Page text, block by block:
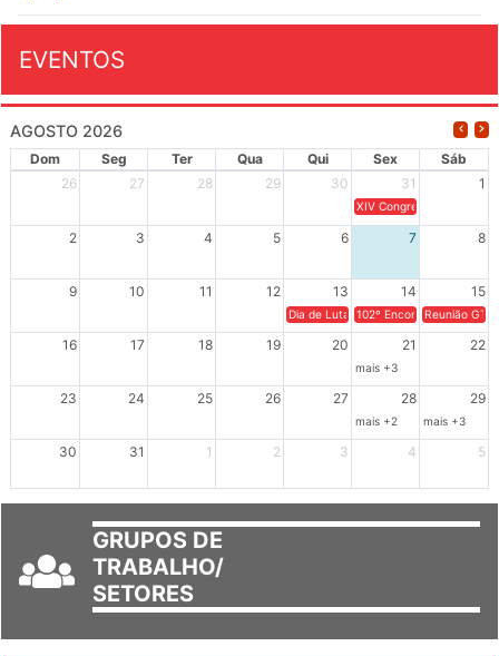
EVENTOS
AGOSTO 2026
Dom Seg Ter Qua Qui Sex
Sáb
26
27 28 29 30 31 1
XIV Congresso Brasileiro
2 3 4 5 6 7 8
9 10 11 12 13 14 15
Dia de Luta em Defesa de Cuba e da
102º Encontro da
Reunião
16 17 18 19 20 21 22
mais +3
23 24 25 26 27 28 29
mais +2 mais +3
30 31 1 2 3 4 5
GRUPOS DE
TRABALHO/
SETORES